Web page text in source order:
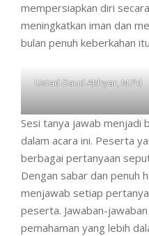
mempersiapkan diri
meningkatkan iman dan
bulan penuh keberkahan
Ustad Daud Akhyar, M.Pd
Sesi tanya jawab menjadi
dalam acara ini. Peserta
berbagai pertanyaan
Dengan sabar dan penuh
menjawab setiap
peserta. Jawaban-
pemahaman yang lebih